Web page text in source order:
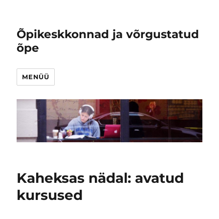
Õpikeskkonnad ja võrgustatud
õpe
MENÜÜ
Kaheksas nädal: avatud
kursused